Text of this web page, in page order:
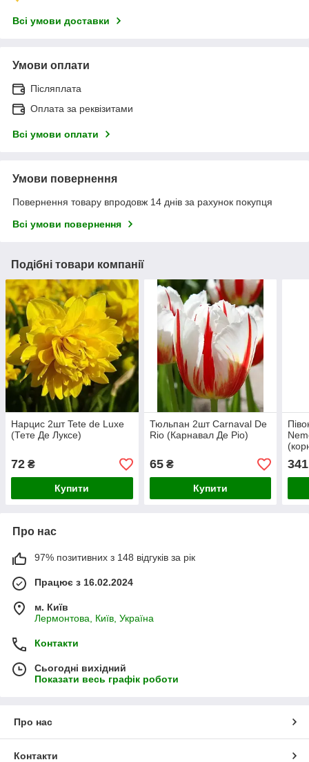
Всі умови доставки
Умови оплати
Післяплата
Оплата за реквізитами
Всі умови оплати
Умови повернення
Повернення товару впродовж 14 днів за рахунок покупця
Всі умови повернення
Подібні товари компанії
Нарцис 2шт Tete de Luxe
(Тете Де Луксе)
72 ₴
Купити
Тюльпан 2шт Carnaval De
Rio (Карнавал Де Ріо)
65₴
Купити
341
Про нас
97% позитивних з 148 відгуків за рік
Працює з 16.02.2024
м. Київ
Лермонтова, Київ, Україна
Контакти
Сьогодні вихідний
Показати весь графік роботи
Про нас
Контакти